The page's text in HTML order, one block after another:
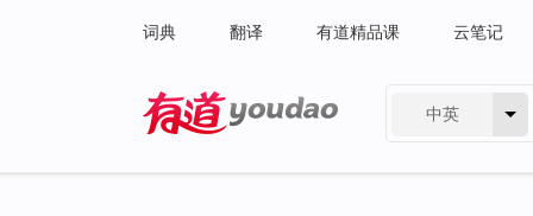
词典 翻译 有道精品课 云笔记
中英